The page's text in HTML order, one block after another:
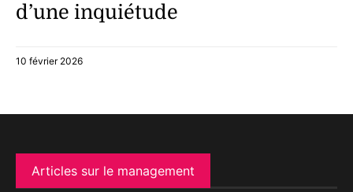
d’une inquiétude
10 février 2026
Articles sur le management